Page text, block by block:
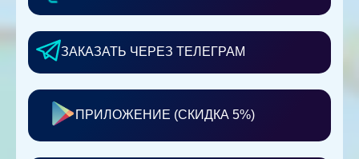
ЗАКАЗАТЬ ЧЕРЕЗ ТЕЛЕГРАМ
ПРИЛОЖЕНИЕ (СКИДКА 5%)